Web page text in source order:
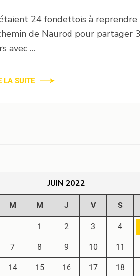
24 fondettois à reprendre
de Naurod pour partager 3
avec …
LA SUITE
JUIN 2022
M M J V S
1 2 3 4
7 8 9 10 11
14 15 16 17 18